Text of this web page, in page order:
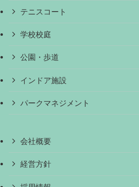
テニスコート
学校校庭
公園・歩道
インドア施設
パークマネジメント
会社概要
経営方針